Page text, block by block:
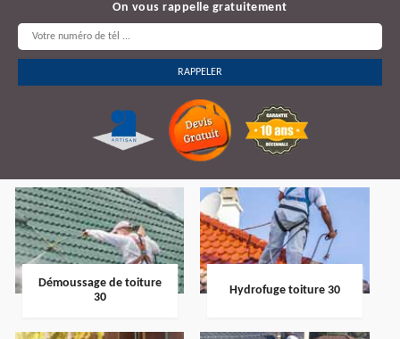
On vous rappelle gratuitement
Démoussage de toiture
30
Hydrofuge toiture 30